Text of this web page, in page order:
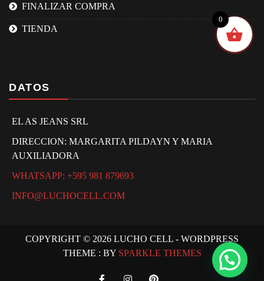
FINALIZAR COMPRA
TIENDA
DATOS
EL AS JEANS SRL
DIRECCION: MARGARITA PILDAYN Y MARIA
AUXILIADORA
WHATSAPP: +595 981 879693
INFO@LUCHOCELL.COM
COPYRIGHT © 2026 LUCHO CELL - WORDPRESS
THEME : BY SPARKLE THEMES
0